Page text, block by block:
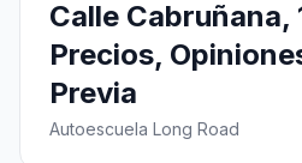
Calle Cabruñana,
Precios,
Previa
Autoescuela Long Road